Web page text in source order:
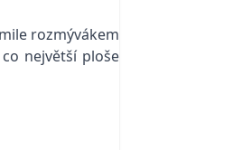
rozmývákem
největší ploše